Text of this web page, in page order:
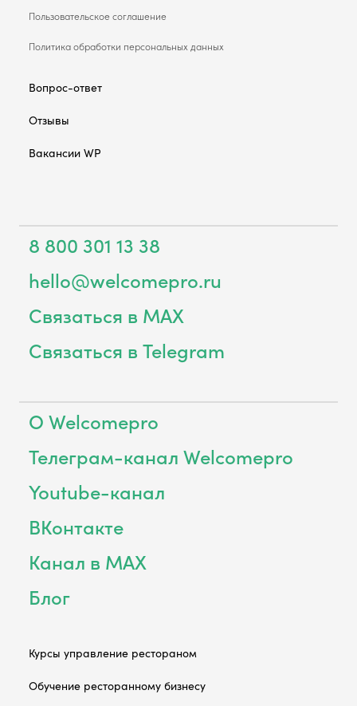
Пользовательское соглашение
Политика обработки персональных данных
Вопрос-ответ
Отзывы
Вакансии WP
8 800 301 13 38
hello@welcomepro.ru
Связаться в MAX
Связаться в Telegram
О Welcomepro
Телеграм-канал Welcomepro
Youtube-канал
ВКонтакте
Канал в MAX
Блог
Курсы управление рестораном
Обучение ресторанному бизнесу